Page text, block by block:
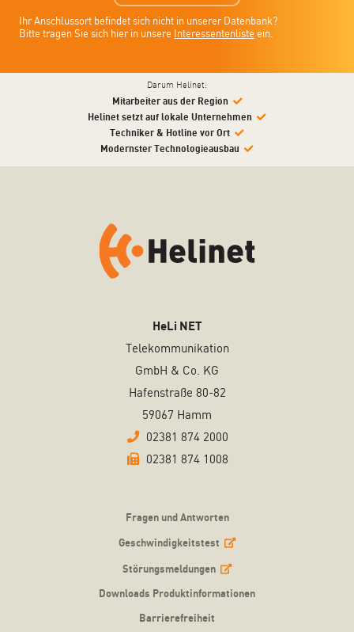
Ihr Anschlussort befindet sich nicht in unserer Datenbank?
Bitte tragen Sie sich hier in unsere
Interessentenliste ein.
Darum Helinet:
Mitarbeiter aus der Region
Helinet setzt auf lokale Unternehmen
Techniker & Hotline vor Ort
Modernster Technologieausbau
HeLi NET
Telekommunikation
GmbH & Co. KG
Hafenstraße 80-82
59067 Hamm
02381 874 2000
02381 874 1008
Fragen und Antworten
Geschwindigkeitstest
Störungsmeldungen
Downloads Produktinformationen
Barrierefreiheit